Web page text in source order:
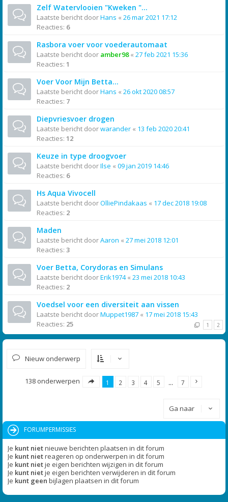
Zelf Watervlooien "Kweken "...
Laatste bericht doorHans « 26 mar 2021 17:12
Reacties: 6
Rasbora voer voor voederautomaat
Laatste bericht door amber98« 27 feb 2021 15:36
Reacties: 1
Voer Voor Mijn Betta...
Laatste bericht doorHans « 26 okt 2020 08:57
Reacties: 7
Diepvriesvoer drogen
Laatste bericht doorwarander « 13 feb 2020 20:41
Reacties: 12
Keuze in type droogvoer
Laatste bericht doorIlse « 09 jan 2019 14:46
Reacties: 6
Hs Aqua Vivocell
Laatste bericht doorOlliePindakaas « 17 dec 2018 19:08
Reacties: 2
Maden
Laatste bericht doorAaron « 27 mei 2018 12:01
Reacties: 3
Voer Betta, Corydoras en Simulans
Laatste bericht doorErik1974« 23 mei 2018 10:43
Reacties: 2
Voedsel voor een diversiteit aan vissen
Laatste bericht doorMuppet1987 « 17 mei 2018 15:43
Reacties: 25 1 2
Nieuw onderwerp
138 onderwerpen 1 2 3 4 5 … 7
Ga naar
FORUMPERMISSIES
Je kunt nietnieuwe berichten plaatsen in dit forum
Je kunt nietreageren op onderwerpen in dit forum
Je kunt nietje eigen berichten wijzigen in dit forum
Je kunt nietje eigen berichten verwijderen in dit forum
Je kunt geen bijlagen plaatsen in dit forum